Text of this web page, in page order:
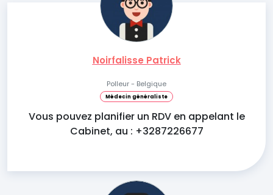
Noirfalisse Patrick
Polleur - Belgique
Médecin généraliste
Vous pouvez planifier un RDV en appelant le
Cabinet, au : +3287226677